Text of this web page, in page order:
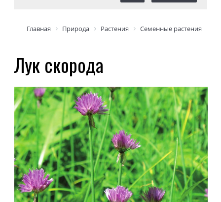
Главная Природа Растения Семенные растения
Лук скорода